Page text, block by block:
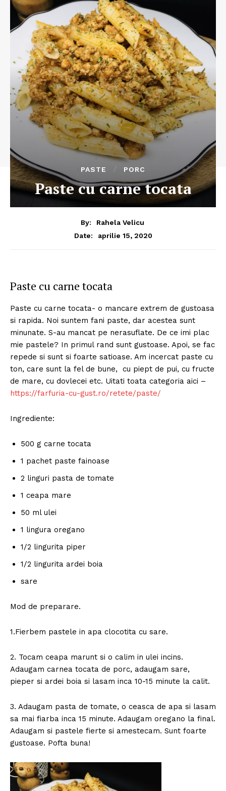
PASTE PORC
Paste cu carne tocata
By:
Rahela Velicu
Date:
aprilie 15, 2020
Paste cu carne tocata
Paste cu carne tocata- o mancare extrem de gustoasa
si rapida. Noi suntem fani paste, dar acestea sunt
minunate. S-au mancat pe nerasuflate. De ce imi plac
mie pastele? In primul rand sunt gustoase. Apoi, se fac
repede si sunt si foarte satioase. Am incercat paste cu
ton, care sunt la fel de bune, cu piept de pui, cu fructe
de mare, cu dovlecei etc. Uitati toata categoria aici –
https://farfuria-cu-gust.ro/retete/paste/
Ingrediente:
500 g carne tocata
1 pachet paste fainoase
2 linguri pasta de tomate
1 ceapa mare
50 ml ulei
1 lingura oregano
1/2 lingurita piper
1/2 lingurita ardei boia
sare
Mod de preparare.
1.Fierbem pastele in apa clocotita cu sare.
2. Tocam ceapa marunt si o calim in ulei incins.
Adaugam carnea tocata de porc, adaugam sare,
pieper si ardei boia si lasam inca 10-15 minute la calit.
3. Adaugam pasta de tomate, o ceasca de apa si lasam
sa mai fiarba inca 15 minute. Adaugam oregano la final.
Adaugam si pastele fierte si amestecam. Sunt foarte
gustoase. Pofta buna!